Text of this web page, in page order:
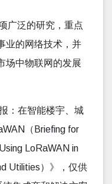
广泛的研究，重点
业的网络技术，并
场中物联网的发展
：在智能楼宇、城
（ Briefing for
LoRaWAN in
Utilities）》，仅供